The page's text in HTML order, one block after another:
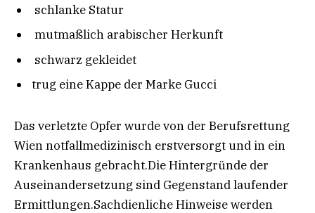
schlanke Statur
mutmaßlich arabischer Herkunft
schwarz gekleidet
trug eine Kappe der Marke Gucci
Das verletzte Opfer wurde von der Berufsrettung
Wien notfallmedizinisch erstversorgt und in ein
Krankenhaus gebracht.Die Hintergründe der
Auseinandersetzung sind Gegenstand laufender
Ermittlungen.Sachdienliche Hinweise werden